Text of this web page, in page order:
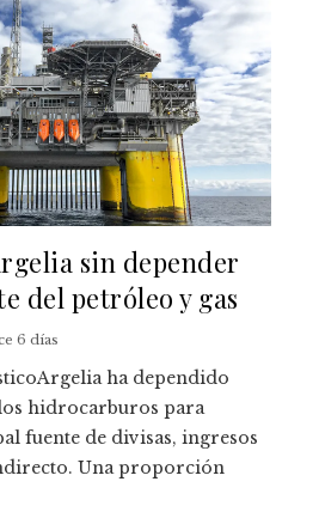
sin depender
del petróleo y gas
6 días
ha dependido
hidrocarburos para
fuente de divisas, ingresos
Una proporción